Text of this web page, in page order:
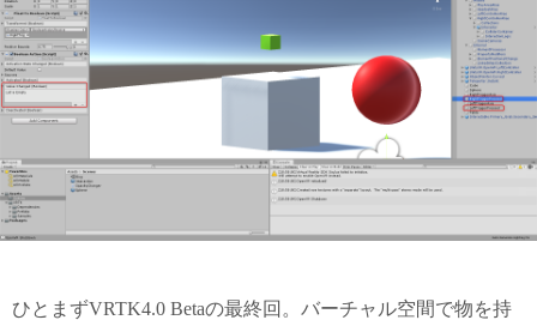
ひとまずVRTK4.0 Betaの最終回。バーチャル空間で物を持